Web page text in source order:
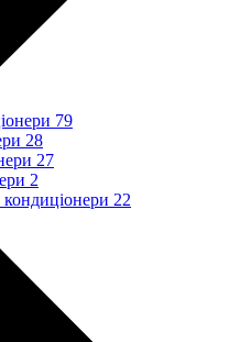
79
28
27
2
кондиціонери 22